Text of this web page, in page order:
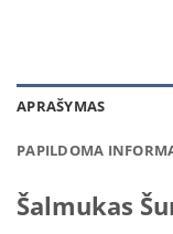
APRAŠYMAS
PAPILDOMA
Šalmukas